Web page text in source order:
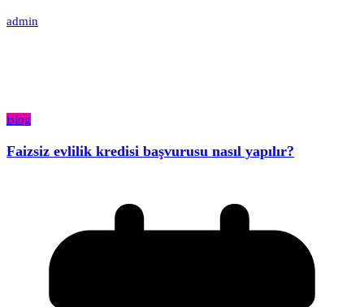
admin
Blog
Faizsiz evlilik kredisi başvurusu nasıl yapılır?